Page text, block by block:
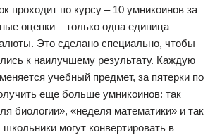
проходит по курсу – 10 умникоинов за
оценки – только одна единица
Это сделано специально, чтобы
к наилучшему результату. Каждую
учебный предмет, за пятерки по
еще больше умникоинов: так
биологии», «неделя математики» и так
могут конвертировать в